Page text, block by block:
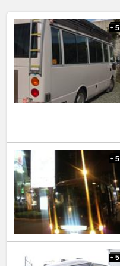
+ 5
+ 5
+ 5